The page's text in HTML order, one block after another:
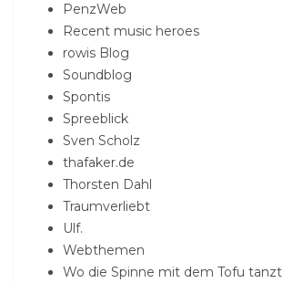
PenzWeb
Recent music heroes
rowis Blog
Soundblog
Spontis
Spreeblick
Sven Scholz
thafaker.de
Thorsten Dahl
Traumverliebt
Ulf.
Webthemen
Wo die Spinne mit dem Tofu tanzt